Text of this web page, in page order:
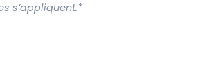
s’appliquent.*